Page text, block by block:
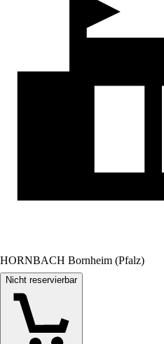
HORNBACH Bornheim (Pfalz)
Nicht reservierbar